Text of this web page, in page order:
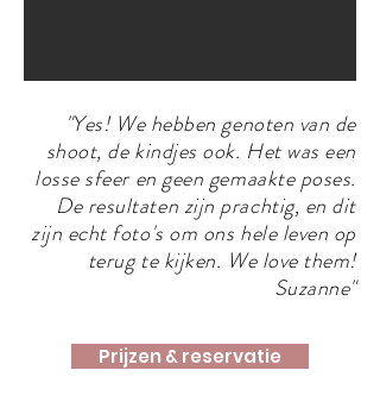
"Yes! We hebben genoten van de
shoot, de kindjes ook. Het was een
losse sfeer en geen gemaakte poses.
De resultaten zijn prachtig, en dit
zijn echt foto's om ons hele leven op
terug te kijken. We love them!
Suzanne"
Prijzen & reservatie